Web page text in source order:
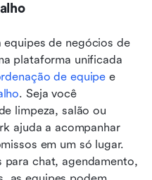
de negócios de
plataforma unificada
de equipe
e
. Seja você
limpeza, salão ou
ajuda a acompanhar
em um só lugar.
chat, agendamento,